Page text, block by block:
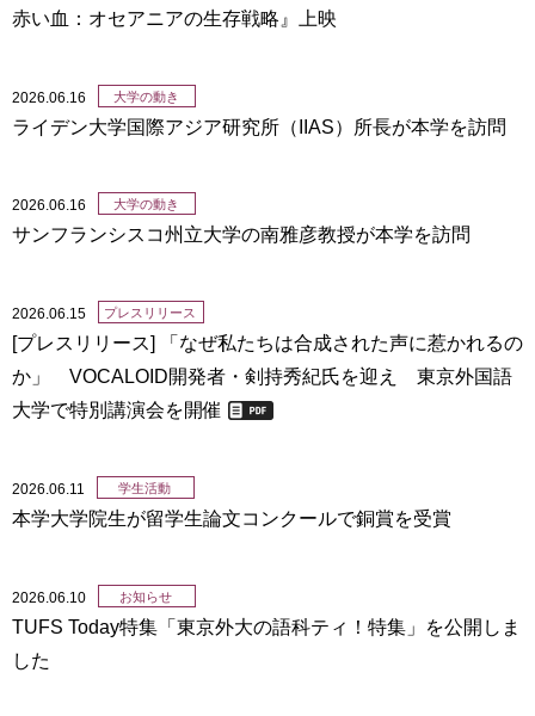
赤い血：オセアニアの生存戦略』上映
2026.06.16 大学の動き
ライデン大学国際アジア研究所（IIAS）所長が本学を訪問
2026.06.16 大学の動き
サンフランシスコ州立大学の南雅彦教授が本学を訪問
2026.06.15 プレスリリース
[プレスリリース] 「なぜ私たちは合成された声に惹かれるの
か」 VOCALOID開発者・剣持秀紀氏を迎え 東京外国語
大学で特別講演会を開催
2026.06.11 学生活動
本学大学院生が留学生論文コンクールで銅賞を受賞
2026.06.10 お知らせ
TUFS Today特集「東京外大の語科ティ！特集」を公開しま
した